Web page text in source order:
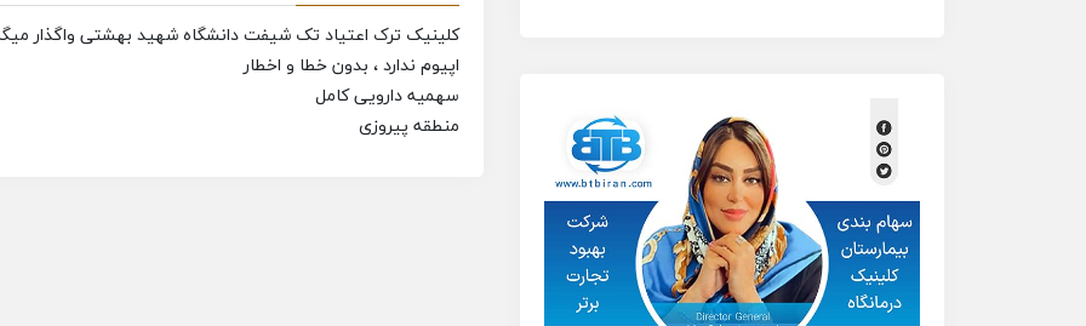
کلینیک ترک اعتیاد تک شیفت دانشگاه شهید بهشتی واگذار
اپیوم ندارد ، بدون خطا و اخطار
سهمیه دارویی کامل
منطقه پیروزی